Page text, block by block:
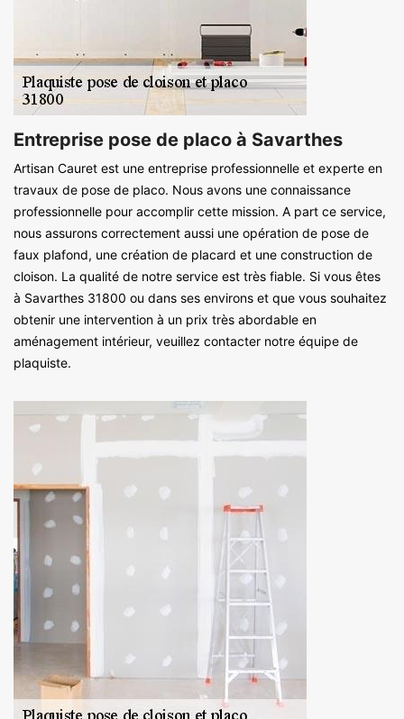
Entreprise pose de placo à Savarthes
Artisan Cauret est une entreprise professionnelle et experte en
travaux de pose de placo. Nous avons une connaissance
professionnelle pour accomplir cette mission. A part ce service,
nous assurons correctement aussi une opération de pose de
faux plafond, une création de placard et une construction de
cloison. La qualité de notre service est très fiable. Si vous êtes
à Savarthes 31800 ou dans ses environs et que vous souhaitez
obtenir une intervention à un prix très abordable en
aménagement intérieur, veuillez contacter notre équipe de
plaquiste.